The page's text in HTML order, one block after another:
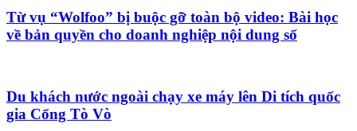
Từ vụ “Wolfoo” bị buộc gỡ toàn bộ video: Bài học
về bản quyền cho doanh nghiệp nội dung số
Du khách nước ngoài chạy xe máy lên Di tích quốc
gia Cổng Tò Vò